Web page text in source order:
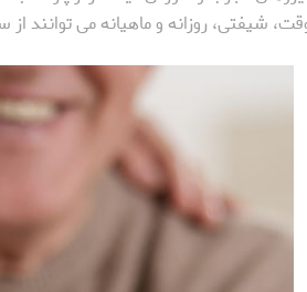
شیفتی، روزانه و ماهیانه می توانند